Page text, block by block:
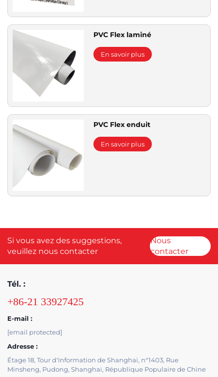
PVC Flex laminé
En savoir plus
PVC Flex enduit
En savoir plus
Si vous avez des suggestions,
veuillez nous contacter
Nous
contacter
Tél. :
+86-21 33927425
E-mail :
[email protected]
Adresse :
Étage 18, Tour d'Information de Shanghai, n°1403, Rue
Minsheng, Pudong, Shanghai, République Populaire de Chine